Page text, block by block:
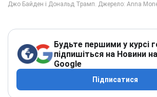
Будьте першими у курсі
підпишіться на Новини
Google
Підписатися